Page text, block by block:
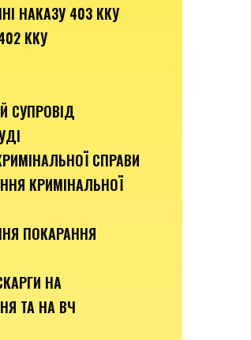
НАКАЗУ 403 ККУ
ККУ
СУПРОВІД
СПРАВИ
КРИМІНАЛЬНОЇ
ПОКАРАННЯ
НА
ТА НА ВЧ